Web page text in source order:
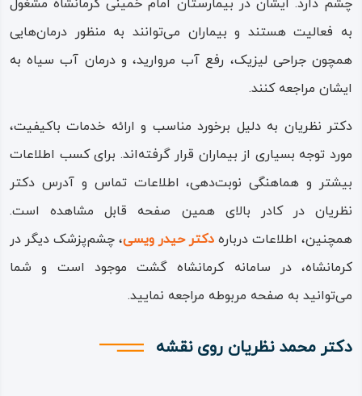
چشم دارد. ایشان در بیمارستان امام خمینی کرمانشاه مشغول
به فعالیت هستند و بیماران می‌توانند به منظور درمان‌هایی
همچون جراحی لیزیک، رفع آب مروارید، و درمان آب سیاه به
ایشان مراجعه کنند.
دکتر نظریان به دلیل برخورد مناسب و ارائه خدمات باکیفیت،
مورد توجه بسیاری از بیماران قرار گرفته‌اند. برای کسب اطلاعات
بیشتر و هماهنگی نوبت‌دهی، اطلاعات تماس و آدرس دکتر
نظریان در کادر بالای همین صفحه قابل مشاهده است.
همچنین، اطلاعات درباره دکتر حیدر ویسی، چشم‌پزشک دیگر در
کرمانشاه، در سامانه کرمانشاه گشت موجود است و شما
می‌توانید به صفحه مربوطه مراجعه نمایید.
دکتر محمد نظریان روی نقشه